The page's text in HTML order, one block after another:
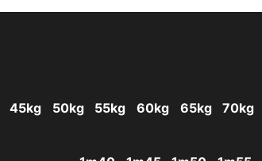
45kg 50kg 55kg 60kg 65kg 70kg